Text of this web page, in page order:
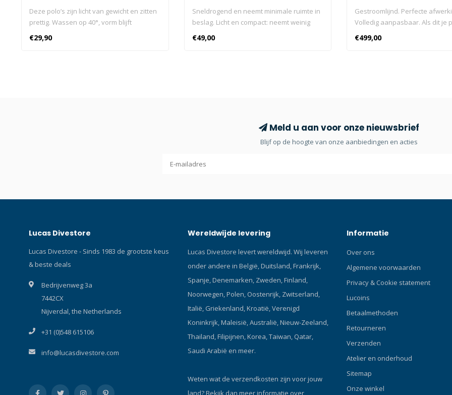
Deze polo’s zijn licht van gewicht en zitten
prettig. Wassen op 40°, vorm blijft
en wit op borst 100% katoen. 200g/m² Deze
€29,90
Sneldrogend en neemt minimale ruimte in
beslag. Licht en compact: neemt weinig
nemen. Super absorberend: absorbeert
trekken. Microvezel technologie. Stof: 80%
polyester 20% polyamide Volwassen maat
Afmeting: 80 x 110 cm / 31,50” x 43,30”
beslag.
€49,00
Gestroomlijnd. Perfecte
Volledig aanpasbaar. Als dit je
Backmount Set de perfecte
terwijl de binnenbladder van
lichtgewicht en toch duurzaam
Power Inflator met een
gegolfde slang zorgt voor
comfort. De hoogte van de
verstelbare XR-harnas biedt
D-ringen, trigliders en een
metalen heupgesp. Kies tussen
persoonlijke look. Met een
slechts 4,5 kg biedt de HV Single
Backmount Set de perfecte
Belangrijkste kenmerken: Hoog
drijfvermogen: 170N (17,5 kg)
draagvermogen voor
Ontwerp: 1000D Cordura
210D Nylon binnenbladder voor
€499,00
Meld u aan voor onze nieuwsbrief
Blijf op de hoogte van onze aanbiedingen en acties
Lucas Divestore
Lucas Divestore - Sinds 1983 de grootste keus
& beste deals
Bedrijvenweg 3a
7442CX
Nijverdal, the Netherlands
+31 (0)548 615106
info@lucasdivestore.com
Wereldwijde levering
Lucas Divestore levert wereldwijd. Wij leveren
onder andere in België, Duitsland, Frankrijk,
Spanje, Denemarken, Zweden, Finland,
Noorwegen, Polen, Oostenrijk, Zwitserland,
Italië, Griekenland, Kroatië, Verenigd
Koninkrijk, Maleisië, Australië, Nieuw-Zeeland,
Thailand, Filipijnen, Korea, Taiwan, Qatar,
Saudi Arabië en meer.
Weten wat de verzendkosten zijn voor jouw
land?Bekijk dan meer informatie over
Informatie
Over ons
Algemene voorwaarden
Privacy & Cookie statement
Lucoins
Betaalmethoden
Retourneren
Verzenden
Atelier en onderhoud
Sitemap
Onze winkel